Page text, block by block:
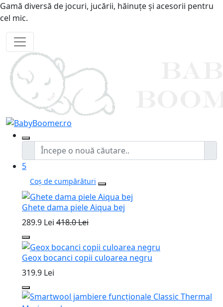
Gamă diversă de jocuri, jucării, hăinuțe și acesorii pentru
cel mic.
5
Coș de cumpărături
Ghete dama piele Aiqua bej
289.9 Lei 418.0 Lei
Geox bocanci copii culoarea negru
319.9 Lei